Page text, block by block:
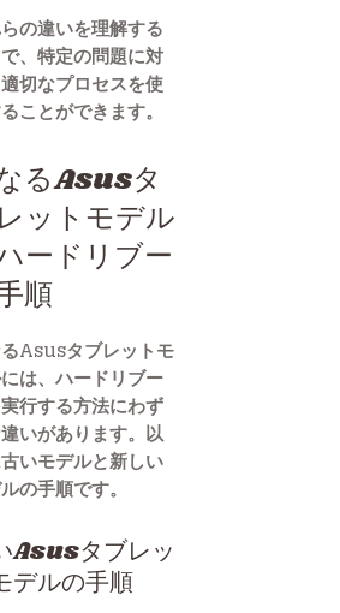
の違いを理解する
、特定の問題に対
切なプロセスを使
ことができます。
るAsusタ
ットモデル
ードリブー
順
Asusタブレットモ
は、ハードリブー
行する方法にわず
いがあります。以
いモデルと新しい
の手順です。
Asusタブレッ
デルの手順